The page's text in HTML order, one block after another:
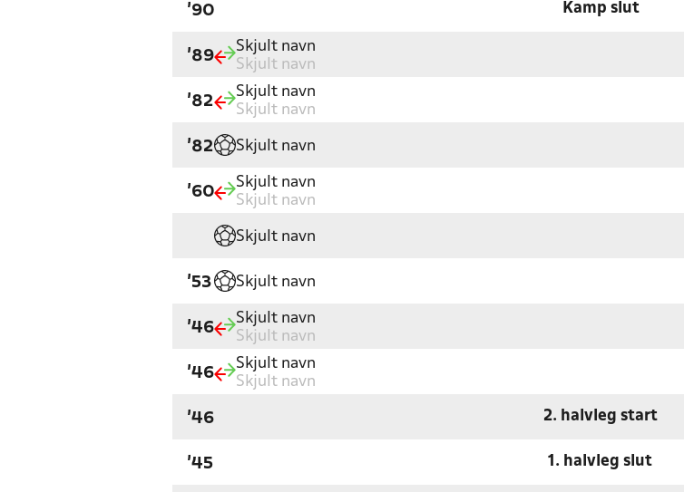
'90 Kamp slut
'89
Skjult navn
Skjult navn
'82
Skjult navn
Skjult navn
'82 Skjult navn
'60
Skjult navn
Skjult navn
Skjult navn
'53 Skjult navn
'46
Skjult navn
Skjult navn
'46
Skjult navn
Skjult navn
'46 2. halvleg start
'45 1. halvleg slut